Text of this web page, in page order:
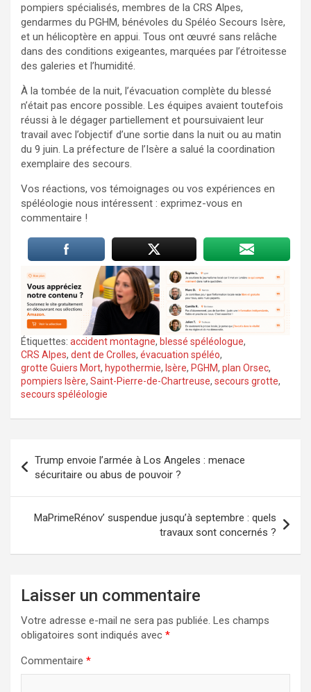
pompiers spécialisés, membres de la CRS Alpes,
gendarmes du PGHM, bénévoles du Spéléo Secours Isère,
et un hélicoptère en appui. Tous ont œuvré sans relâche
dans des conditions exigeantes, marquées par l’étroitesse
des galeries et l’humidité.
À la tombée de la nuit, l’évacuation complète du blessé
n’était pas encore possible. Les équipes avaient toutefois
réussi à le dégager partiellement et poursuivaient leur
travail avec l’objectif d’une sortie dans la nuit ou au matin
du 9 juin. La préfecture de l’Isère a salué la coordination
exemplaire des secours.
Vos réactions, vos témoignages ou vos expériences en
spéléologie nous intéressent : exprimez-vous en
commentaire !
Étiquettes: accident montagne, blessé spéléologue,
CRS Alpes, dent de Crolles, évacuation spéléo,
grotte Guiers Mort, hypothermie, Isère, PGHM, plan Orsec,
pompiers Isère, Saint-Pierre-de-Chartreuse, secours grotte,
secours spéléologie
de
l’article
Trump envoie l’armée à Los Angeles : menace
sécuritaire ou abus de pouvoir ?
MaPrimeRénov’ suspendue jusqu’à septembre : quels
travaux sont concernés ?
Laisser un commentaire
Votre adresse e-mail ne sera pas publiée. Les champs
obligatoires sont indiqués avec *
Commentaire *